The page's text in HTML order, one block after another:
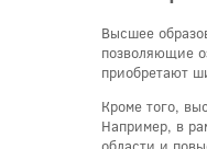
Высшее
позволяющие
приобретают
Кроме того,
Например, в